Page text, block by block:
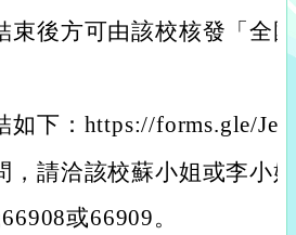
束後方可由該校核發「全
如下：https://forms.gle/
，請洽該校蘇小姐或李小
或66909。